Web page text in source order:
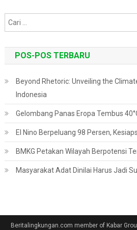
POS-POS TERBARU
Beyond Rhetoric: Unveiling the
Indonesia
Gelombang Panas Eropa Tembus
El Nino Berpeluang 98 Persen,
BMKG Petakan Wilayah Berpotensi
Masyarakat Adat Dinilai Harus Jadi
Beritalingkungan.com member of Kabar